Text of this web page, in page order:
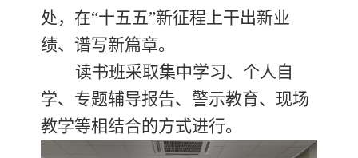
处，在“十五五”新征程上干出新业
绩、谱写新篇章。
读书班采取集中学习、个人自
学、专题辅导报告、警示教育、现场
教学等相结合的方式进行。